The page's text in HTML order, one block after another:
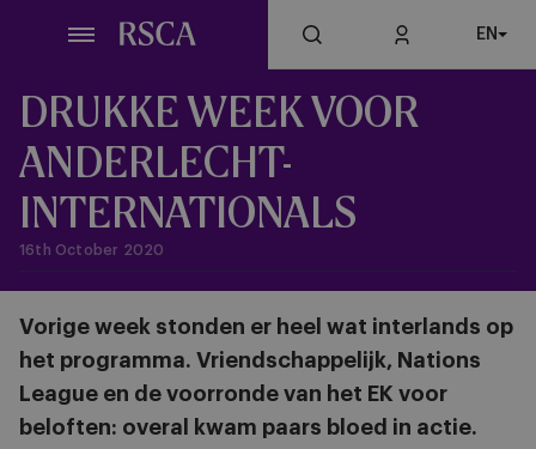
content
EN
DRUKKE WEEK VOOR
ANDERLECHT-
INTERNATIONALS
16th October 2020
Vorige week stonden er heel wat interlands op
het programma. Vriendschappelijk, Nations
League en de voorronde van het EK voor
beloften: overal kwam paars bloed in actie.